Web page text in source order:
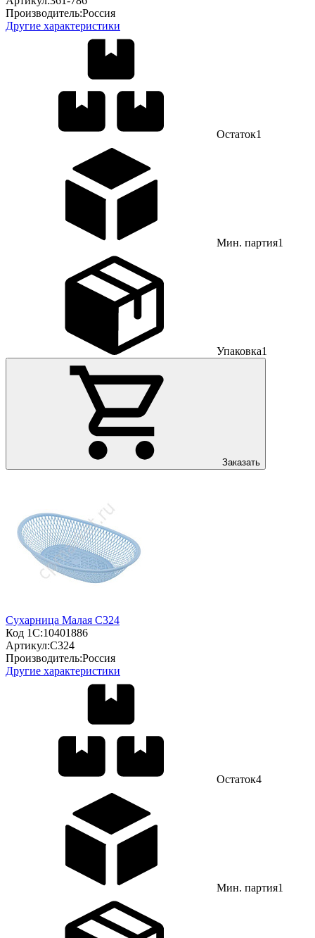
Производитель:Россия
Другие характеристики
Остаток1
Мин. партия1
Упаковка1
Заказать
Сухарница Малая С324
Код 1С:10401886
Артикул:С324
Производитель:Россия
Другие характеристики
Остаток4
Мин. партия1